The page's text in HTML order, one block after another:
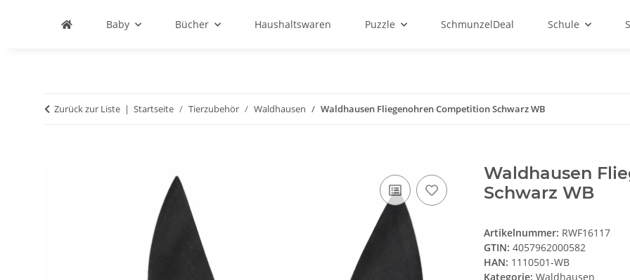
Baby Bücher Haushaltswaren Puzzle SchmunzelDeal Schule
Zurück zur Liste Startseite Tierzubehör Waldhausen Waldhausen Fliegenohren Competition Schwarz WB
Waldhausen
Schwarz WB
Artikelnummer: RWF16117
GTIN: 4057962000582
HAN: 1110501-WB
Kategorie: Waldhausen